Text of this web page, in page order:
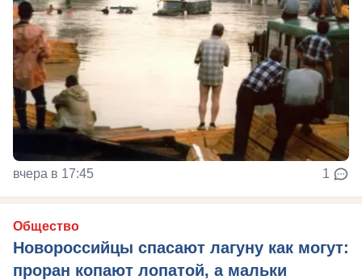
вчера в 17:45 1
Общество
Новороссийцы спасают лагуну как могут:
проран копают лопатой, а мальки